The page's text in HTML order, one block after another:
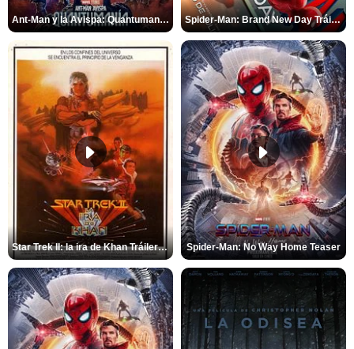
Ant-Man y la Avispa: Quantumanía Tráiler (2) Spider-Man: Brand New Day Tráiler (3)
Star Trek II: la ira de Khan Tráiler VO Spider-Man: No Way Home Teaser